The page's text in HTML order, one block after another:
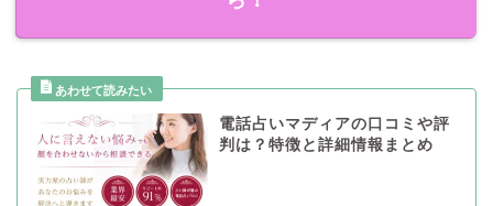
電話占いマディアの口コミや評
判は？特徴と詳細情報まとめ